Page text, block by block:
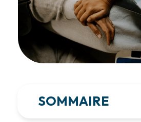
SOMMAIRE